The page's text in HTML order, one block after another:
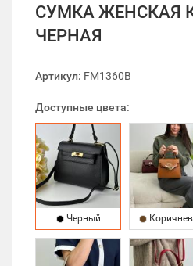
СУМКА ЖЕНСКАЯ
ЧЕРНАЯ
Артикул: FM1360B
Доступные цвета:
Черный